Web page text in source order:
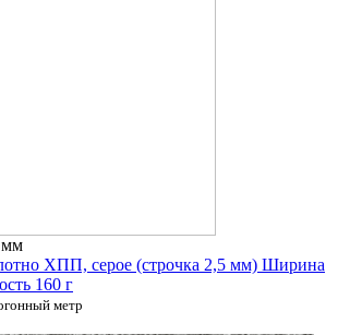
мм
ХПП, серое (строчка 2,5 мм) Ширина
160 г
метр